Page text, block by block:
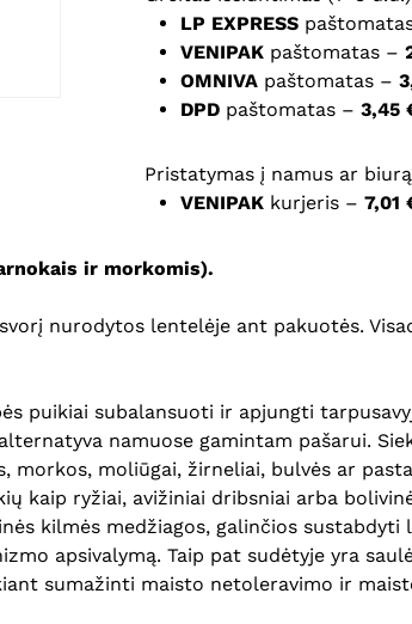
LP EXPRESS
VENIPAK paštomatas –
OMNIVA paštomatas –
DPD paštomatas – 3,45
Pristatymas į namus ar
VENIPAK kurjeris – 7,01
ir morkomis).
nurodytos lentelėje ant pakuotės.
puikiai subalansuoti ir apjungti
namuose gamintam pašarui.
moliūgai, žirneliai, bulvės ar
kaip ryžiai, avižiniai dribsniai arba
kilmės medžiagos, galinčios
apsivalymą. Taip pat sudėtyje yra
sumažinti maisto netoleravimo ir